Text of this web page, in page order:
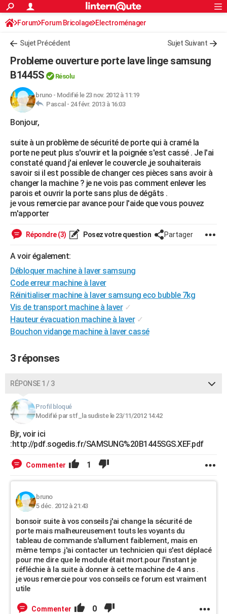
ACTUALITÉS
Politique
Société
Faits Divers
Education
Monde
Villes
+
Programme TV
TNTStreaming
Cinéma
Sorties cinéma
Musique
+FINANCE
Retraite
Impôts
Epargne
Immobilier
Risques naturels par ville
Banque
Assurance
Crédit
AUTO
Essais
Réserver un essai
Citadines
Berlines
SUV
Forum auto
HIGH-TECH
Forum
Aménagement intérieur
Extérieur
Cuisine
Salle de bains
Jardinage
Rangement
WEEK-END
Guides de France
Escapades
Patrimoine
Expositions
Musées
Week-end nature
+LIFESTYLE
Art de vivre
Bien-être
Loisirs
Mode
Modes de vie
SANTE
Alimentation
Guide de la santé
Maladies
Médicaments
Sommeil
VOYAGE
Destinations
City break
Voyage nature
Voyage de noces
Forum
Climat
PHOTO
GUIDES D'ACHAT
BONS PLANS
CARTE DE VOEUX
Carte de Noël
Carte Bonne année
Carte Saint-Valentin
Carte Pâques
Carte d'anniversaire
DICTIONNAIRE
COPAINS D'AVANT
S'inscrire
Se connecter
Lycées
Collèges
Primaires
Universités
Entreprises
Service militaire
Avis de recherche
AVIS DE DÉCÈS
FORUM
Bricolage
Lifestyle
Culture
Sport
Auto
Television
Voyage
Cinema
S'inscrire
Connexion
Forum Forum Bricolage Electroménager
Sujet Précédent Sujet Suivant
Probleme ouverture porte lave linge samsung
B1445S
Résolu
bruno- Modifié le 23 nov. 2012 à 11:19
Pascal - 24 févr. 2013 à 16:03
Bonjour,
suite à un problème de sécurité de porte qui à cramé la
porte ne peut plus s'ouvrir et la poignée s'est cassé . Je l'ai
constaté quand j'ai enlever le couvercle ,je souhaiterais
savoir si il est possible de changer ces pièces sans avoir à
changer la machine ? je ne vois pas comment enlever les
parois et ouvrir la porte sans plus de dégâts .
je vous remercie par avance pour l'aide que vous pouvez
m'apporter
Répondre (3) Posez votre question Partager
A voir également:
Débloquer machine à laver samsung
Code erreur machine à laver
Réinitialiser machine à laver samsung eco bubble 7kg
Vis de transport machine à laver ✓
Hauteur évacuation machine à laver ✓
Bouchon vidange machine à laver cassé
3 réponses
RÉPONSE 1 / 3
Profil bloqué
Modifié par stf_la sudiste le 23/11/2012 14:42
Bjr, voir ici
:http://pdf.sogedis.fr/SAMSUNG%20B1445SGS.XEF.pdf
Commenter 1
bruno
5 déc. 2012 à 21:43
bonsoir suite à vos conseils j'ai change la sécurité de
porte mais malheureusement touts les voyants du
tableau de commande s'allument faiblement, mais en
même temps .j'ai contacter un technicien qui s'est déplacé
pour me dire que le module était mort.pour l'instant je
réfléchie à la suite à donner à cette machine de 4 ans .
je vous remercie pour vos conseils ce forum est vraiment
utile
Commenter 0